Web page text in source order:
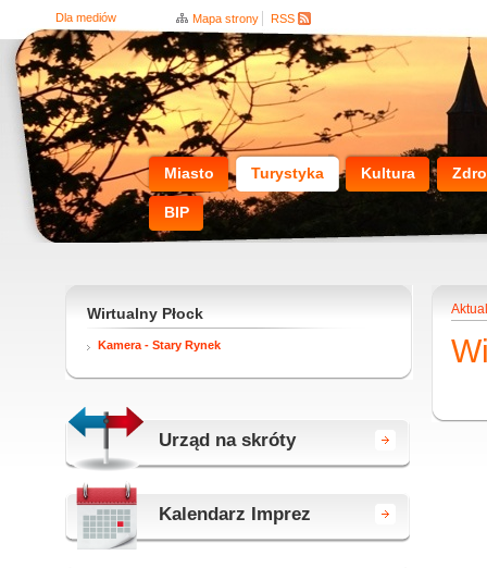
Dla mediów Mapa strony RSS
Miasto Turystyka Kultura
BIP
Wirtualny Płock
Kamera - Stary Rynek
Urząd na skróty
Kalendarz Imprez